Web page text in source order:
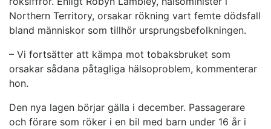
Northern Territory, orsakar rökning vart femte dödsfall
bland människor som tillhör ursprungsbefolkningen.
– Vi fortsätter att kämpa mot tobaksbruket som
orsakar sådana påtagliga hälsoproblem, kommenterar
hon.
Den nya lagen börjar gälla i december. Passagerare
och förare som röker i en bil med barn under 16 år i